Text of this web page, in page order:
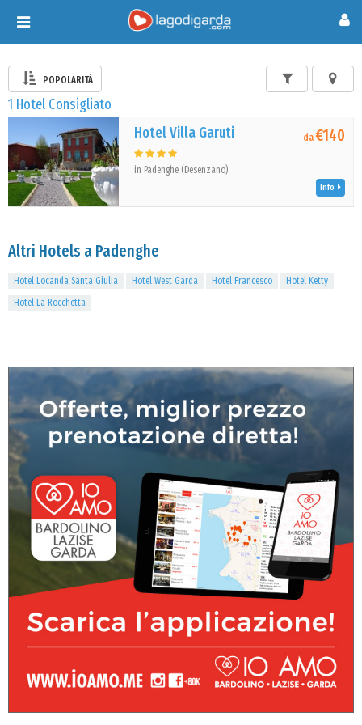
Toggle
navigation
POPOLARITÀ
1 Hotel Consigliato
Hotel Villa Garuti
in Padenghe (Desenzano)
da€140
Info
Altri Hotels a Padenghe
Hotel Locanda Santa Giulia Hotel West Garda Hotel Francesco
Hotel Ketty
Hotel La Rocchetta